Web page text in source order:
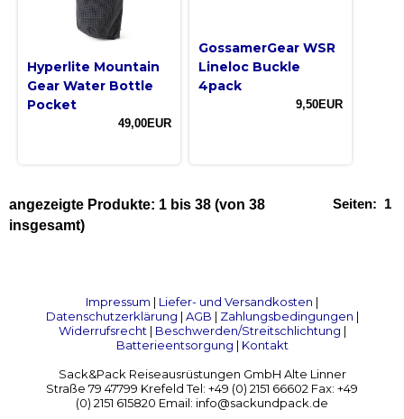
Hyperlite Mountain
Gear Water Bottle
Pocket
49,00EUR
GossamerGear WSR
Lineloc Buckle
4pack
9,50EUR
Seiten: 1
angezeigte Produkte: 1 bis 38 (von 38
insgesamt)
Impressum | Liefer- und Versandkosten |
Datenschutzerklärung | AGB | Zahlungsbedingungen |
Widerrufsrecht| Beschwerden/Streitschlichtung |
Batterieentsorgung | Kontakt
Sack&Pack Reiseausrüstungen GmbH Alte Linner
Straße 79 47799 Krefeld Tel: +49 (0) 2151 66602 Fax: +49
(0) 2151 615820 Email: info@sackundpack.de